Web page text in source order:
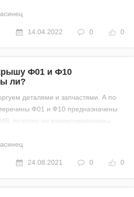
14.04.2022 0 0
Ф01 и Ф10
ли?
деталями и запчастями. А по
Ф01 и Ф10 предназначены
поэтому не взаимозаменяемы.
24.08.2021 0 0